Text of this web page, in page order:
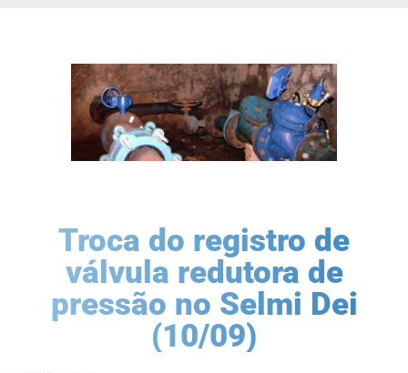
Troca do registro de
válvula redutora de
pressão no Selmi Dei
(10/09)